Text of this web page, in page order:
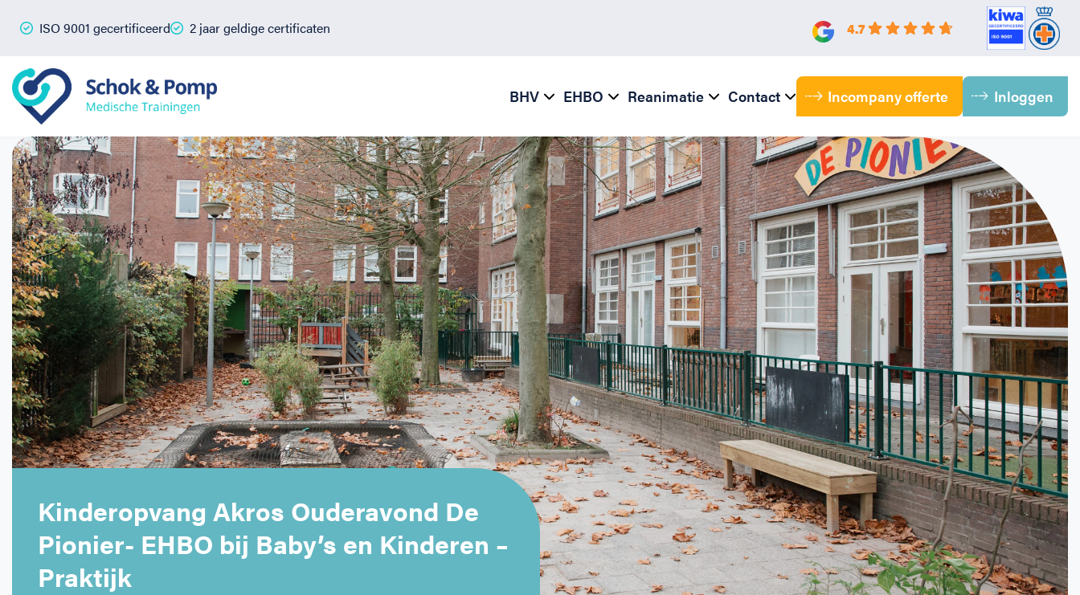
ISO 9001 gecertificeerd 2 jaar geldige certificaten 4.7
BHV EHBO Reanimatie Contact Incompany offerte Inloggen
Kinderopvang Akros Ouderavond De
Pionier- EHBO bij Baby’s en Kinderen –
Praktijk